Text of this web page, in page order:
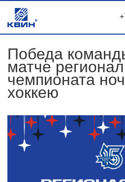
Победа
матче
чемпионата
хоккею